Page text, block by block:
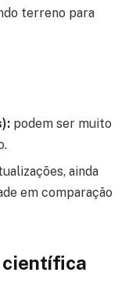
terreno para
podem ser muito
ainda
em comparação
científica